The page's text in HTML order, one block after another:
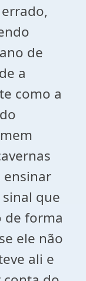
de
a
como a
ensinar
que
de forma
ele não
ali e